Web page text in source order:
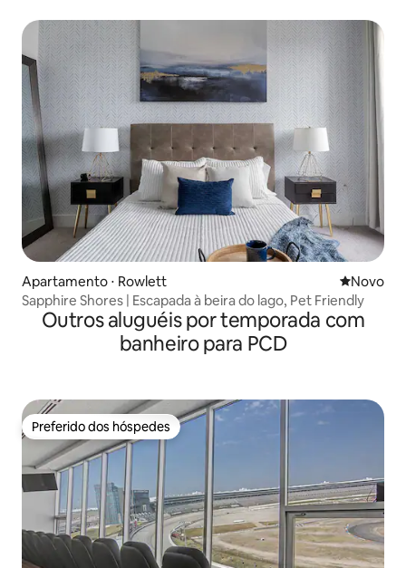
Apartamento ⋅ Rowlett Novo
Novo
Sapphire Shores | Escapada à beira do lago, Pet Friendly
Outros aluguéis por temporada com
banheiro para PCD
Preferido dos hóspedes
Preferido dos hóspedes